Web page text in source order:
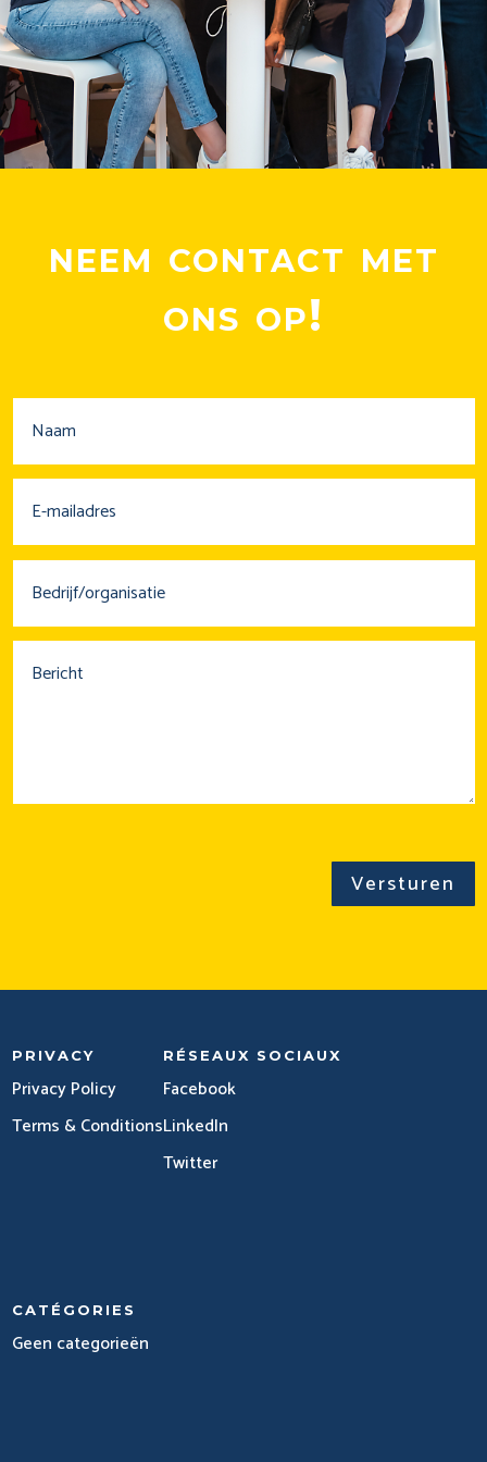
neem contact met
ons op!
Versturen
PRIVACY
Privacy Policy
Terms & Conditions
RÉSEAUX SOCIAUX
Facebook
LinkedIn
Twitter
CATÉGORIES
Geen categorieën